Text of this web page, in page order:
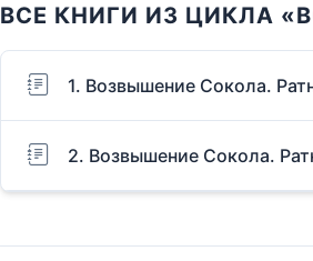
ВСЕ КНИГИ ИЗ ЦИКЛА
1. Возвышение Сокола.
2. Возвышение Сокола.